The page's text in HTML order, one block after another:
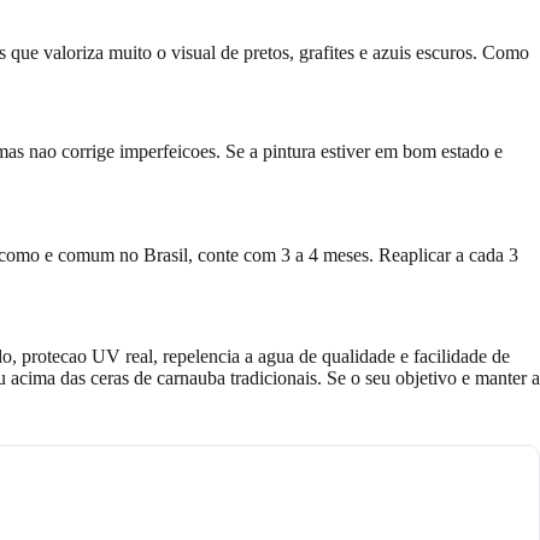
que valoriza muito o visual de pretos, grafites e azuis escuros. Como
nao corrige imperfeicoes. Se a pintura estiver em bom estado e
e comum no Brasil, conte com 3 a 4 meses. Reaplicar a cada 3
protecao UV real, repelencia a agua de qualidade e facilidade de
das ceras de carnauba tradicionais. Se o seu objetivo e manter a